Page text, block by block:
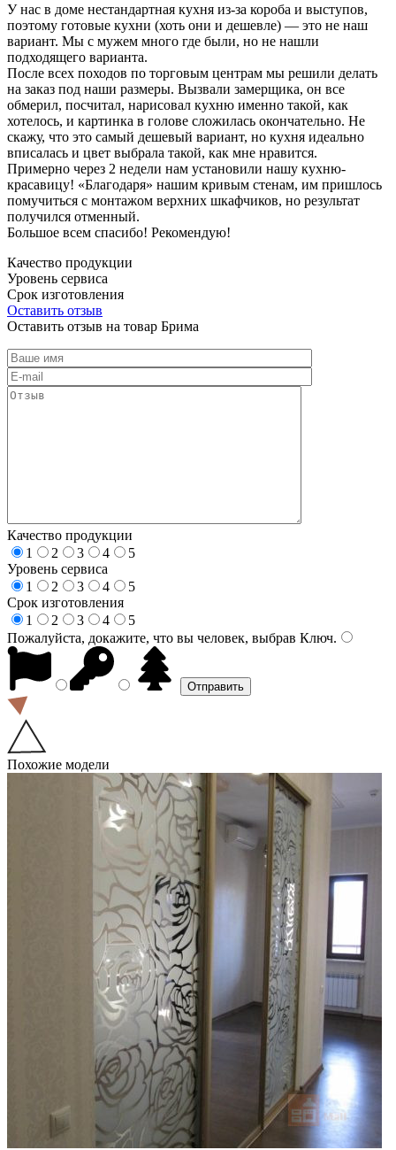
У нас в доме нестандартная кухня из-за короба и выступов,
поэтому готовые кухни (хоть они и дешевле) — это не наш
вариант. Мы с мужем много где были, но не нашли
подходящего варианта.
После всех походов по торговым центрам мы решили делать
на заказ под наши размеры. Вызвали замерщика, он все
обмерил, посчитал, нарисовал кухню именно такой, как
хотелось, и картинка в голове сложилась окончательно. Не
скажу, что это самый дешевый вариант, но кухня идеально
вписалась и цвет выбрала такой, как мне нравится.
Примерно через 2 недели нам установили нашу кухню-
красавицу! «Благодаря» нашим кривым стенам, им пришлось
помучиться с монтажом верхних шкафчиков, но результат
получился отменный.
Большое всем спасибо! Рекомендую!
Качество продукции
Уровень сервиса
Срок изготовления
Оставить отзыв
Оставить отзыв на товар Брима
Качество продукции
1
2 3 4
5
Уровень сервиса
1
2 3 4
5
Срок изготовления
1
2 3 4
5
Пожалуйста, докажите, что вы человек, выбрав Ключ.
Похожие модели